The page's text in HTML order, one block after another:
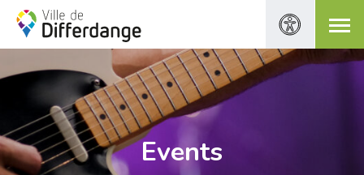
Events